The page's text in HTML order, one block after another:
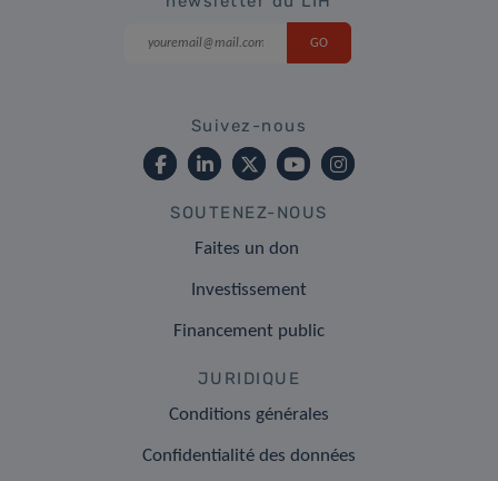
Suivez-nous
SOUTENEZ-NOUS
Faites un don
Investissement
Financement public
JURIDIQUE
Conditions générales
Confidentialité des données